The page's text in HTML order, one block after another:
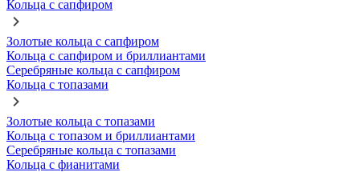
Кольца с сапфиром
Золотые кольца с сапфиром
Кольца с сапфиром и бриллиантами
Серебряные кольца с сапфиром
Кольца с топазами
Золотые кольца с топазами
Кольца с топазом и бриллиантами
Серебряные кольца с топазами
Кольца с фианитами